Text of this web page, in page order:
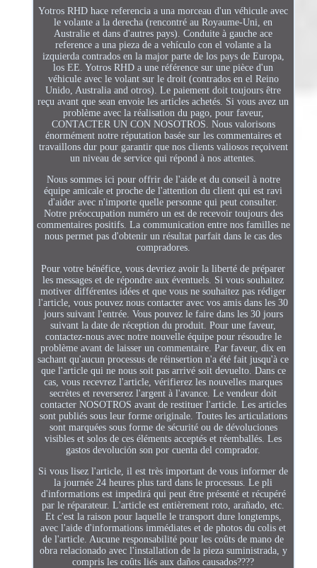
Yotros RHD hace referencia a una morceau d'un véhicule avec
le volante a la derecha (rencontré au Royaume-Uni, en
Australie et dans d'autres pays). Conduite à gauche ace
reference a una pieza de a vehículo con el volante a la
izquierda contrados en la major parte de los pays de Europa,
los EE. Yotros RHD a une référence sur une pièce d'un
véhicule avec le volant sur le droit (contrados en el Reino
Unido, Australia and otros). Le paiement doit toujours être
reçu avant que sean envoie les articles achetés. Si vous avez un
problème avec la réalisation du pago, pour faveur,
CONTACTER UN CON NOSOTROS. Nous valorisons
énormément notre réputation basée sur les commentaires et
travaillons dur pour garantir que nos clients valiosos reçoivent
un niveau de service qui répond à nos attentes.
Nous sommes ici pour offrir de l'aide et du conseil à notre
équipe amicale et proche de l'attention du client qui est ravi
d'aider avec n'importe quelle personne qui peut consulter.
Notre préoccupation numéro un est de recevoir toujours des
commentaires positifs. La communication entre nos familles ne
nous permet pas d'obtenir un résultat parfait dans le cas des
compradores.
Pour votre bénéfice, vous devriez avoir la liberté de préparer
les messages et de répondre aux éventuels. Si vous souhaitez
motiver différentes idées et que vous ne souhaitez pas rédiger
l'article, vous pouvez nous contacter avec vos amis dans les 30
jours suivant l'entrée. Vous pouvez le faire dans les 30 jours
suivant la date de réception du produit. Pour une faveur,
contactez-nous avec notre nouvelle équipe pour résoudre le
problème avant de laisser un commentaire. Par faveur, dix en
sachant qu'aucun processus de réinsertion n'a été fait jusqu'à ce
que l'article qui ne nous soit pas arrivé soit devuelto. Dans ce
cas, vous recevrez l'article, vérifierez les nouvelles marques
secrètes et reverserez l'argent à l'avance. Le vendeur doit
contacter NOSOTROS avant de restituer l'article. Les articles
sont publiés sous leur forme originale. Toutes les articulations
sont marquées sous forme de sécurité ou de dévoluciones
visibles et solos de ces éléments acceptés et réemballés. Les
gastos devolución son por cuenta del comprador.
Si vous lisez l'article, il est très important de vous informer de
la journée 24 heures plus tard dans le processus. Le pli
d'informations est impedirá qui peut être présenté et récupéré
par le réparateur. L'article est entièrement roto, arañado, etc.
Et c'est la raison pour laquelle le transport dure longtemps,
avec l'aide d'informations immédiates et de photos du colis et
de l'article. Aucune responsabilité pour les coûts de mano de
obra relacionado avec l'installation de la pieza suministrada, y
compris les coûts liés aux daños causados????